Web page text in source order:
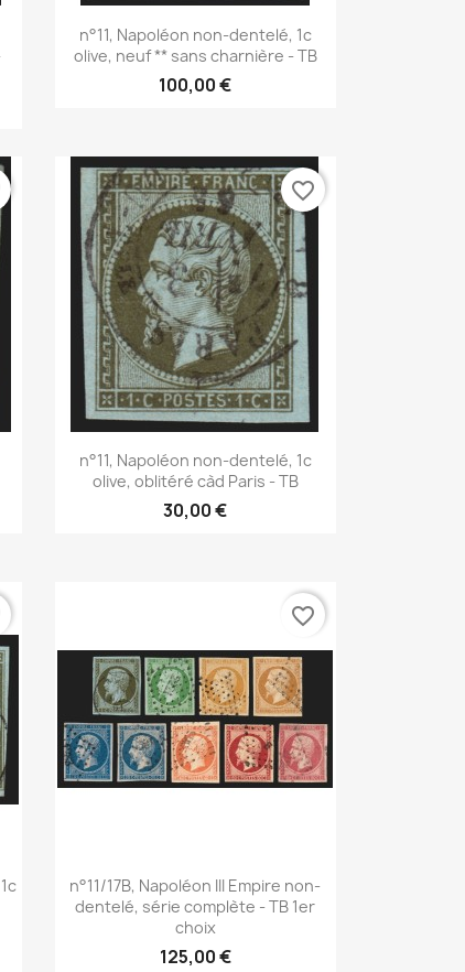
Aperçu rapide
n°11, Napoléon non-dentelé, 1c
olive, neuf ** sans charnière - TB
100,00 €
Aperçu rapide
n°11, Napoléon non-dentelé, 1c
olive, oblitéré càd Paris - TB
30,00 €
favorite_border
Aperçu rapide
n°11/17B, Napoléon III Empire non-
dentelé, série complète - TB 1er
choix
125,00 €
favorite_border